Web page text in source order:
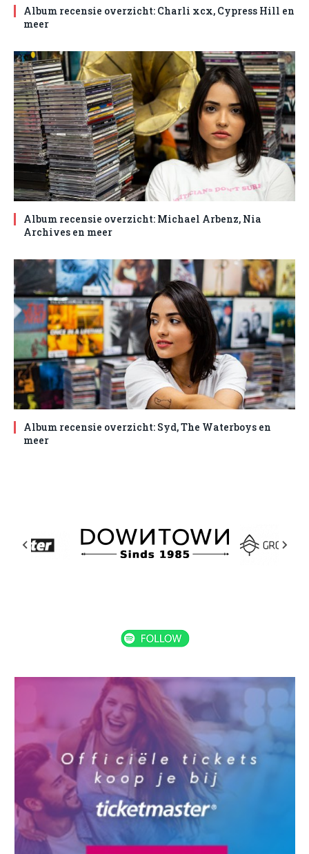
Album recensie overzicht: Charli xcx, Cypress Hill en
meer
Album recensie overzicht: Michael Arbenz, Nia
Archives en meer
Album recensie overzicht: Syd, The Waterboys en
meer